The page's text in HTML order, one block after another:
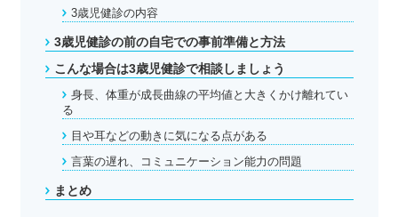
3歳児健診の内容
3歳児健診の前の自宅での事前準備と方法
こんな場合は3歳児健診で相談しましょう
身長、体重が成長曲線の平均値と大きくかけ離れてい
る
目や耳などの動きに気になる点がある
言葉の遅れ、コミュニケーション能力の問題
まとめ